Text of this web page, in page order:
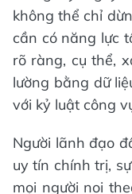
không thể chỉ
cần có năng lực
rõ ràng, cụ thể,
lường bằng dữ
với kỷ luật công
Người lãnh đạo
uy tín chính trị,
mọi người noi